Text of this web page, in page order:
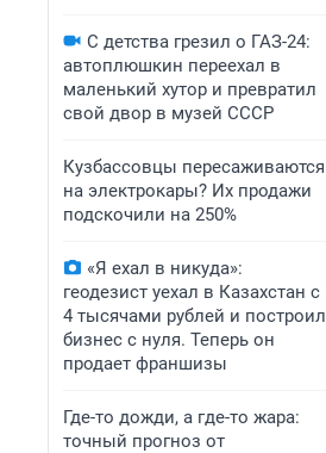
С детства грезил о ГАЗ-24:
автоплюшкин переехал в
маленький хутор и превратил
свой двор в музей СССР
Кузбассовцы пересаживаются
на электрокары? Их продажи
подскочили на 250%
«Я ехал в никуда»:
геодезист уехал в Казахстан с
4 тысячами рублей и построил
бизнес с нуля. Теперь он
продает франшизы
Где-то дожди, а где-то жара:
точный прогноз от